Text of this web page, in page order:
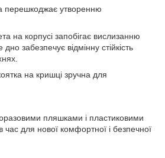
перешкоджає утворенню
на корпусі запобігає вислизанню
забезпечує відмінну стійкість
на кришці зручна для
пляшками і пластиковими
для нової комфортної і безпечної